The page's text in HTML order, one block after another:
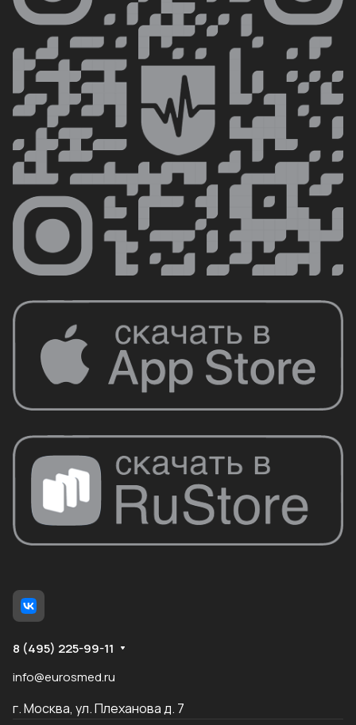
8 (495) 225-99-11
info@eurosmed.ru
г. Москва, ул. Плеханова д. 7